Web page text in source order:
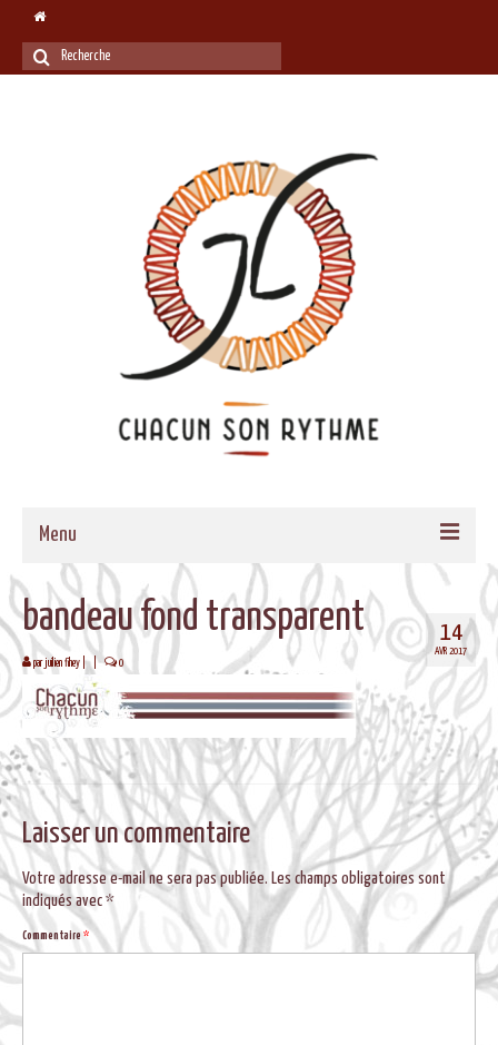
Rechercher
:
Menu
ACCUEIL
QUI SOMMES-NOUS
NOS PROPOSITIONS
CADRES EN BOIS MASSIF POUR TAMBOURS
FORMATIONS
MUSIQUE DE BIEN-ETRE
AGENDA
14
AVR 2017
bandeau fond transparent
par juilien fihey | 0
Laisser un commentaire
Votre adresse e-mail ne sera pas publiée. Les champs obligatoires sont
indiqués avec *
Commentaire *